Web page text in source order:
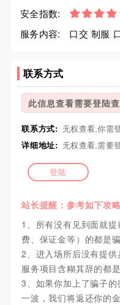
安全指数:
服务内容:
口交 制服
联系方式
此信息查看需要登陆
联系方式: 无权查看,你需
详细地址: 无权查看,需要
登陆
站长提醒：参考如下攻
1、所有没有见到面就
费、保证金等）的都是
2、进入场所后没有提
服务项目含糊其辞的都
3、如果你加上了骗子
一波，我们将返还你的